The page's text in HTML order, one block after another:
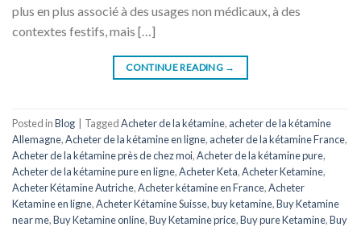
plus en plus associé à des usages non médicaux, à des
contextes festifs, mais […]
CONTINUE READING →
Posted inBlog | TaggedAcheter de la kétamine, acheter de la kétamine
Allemagne,Acheter de la kétamine en ligne, acheter de la kétamine France,
Acheter de la kétamine près de chez moi,Acheter de la kétamine pure,
Acheter de la kétamine pure en ligne,Acheter Keta,Acheter Ketamine,
Acheter Kétamine Autriche,Acheter kétamine en France,Acheter
Ketamine en ligne,Acheter Kétamine Suisse,buy ketamine,Buy Ketamine
near me,Buy Ketamine online,Buy Ketamine price,Buy pure Ketamine,Buy